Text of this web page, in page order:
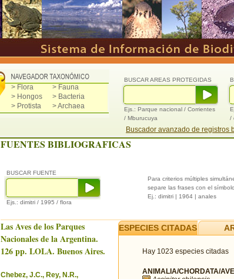
> Flora
> Fauna
> Hongos
> Bacteria
> Protista
> Archaea
/
BUSCAR AREAS PROTEGIDAS
Ejs.: Parque nacional / Corrientes
/ Mburucuya
Buscador avanzado de registros
FUENTES BIBLIOGRAFICAS
BUSCAR FUENTE
Ejs.: dimitri / 1995 / flora
Para criterios múltiples
separe las frases con el
Ej.: dimitri | 1964 | anales
Las Aves de los Parques
Nacionales de la Argentina.
126 pp. LOLA. Buenos Aires.
Chebez, J.C., Rey, N.R.,
ESPECIES CITADAS
Hay 1023 especies citadas
ANIMALIA/CHORDATA/